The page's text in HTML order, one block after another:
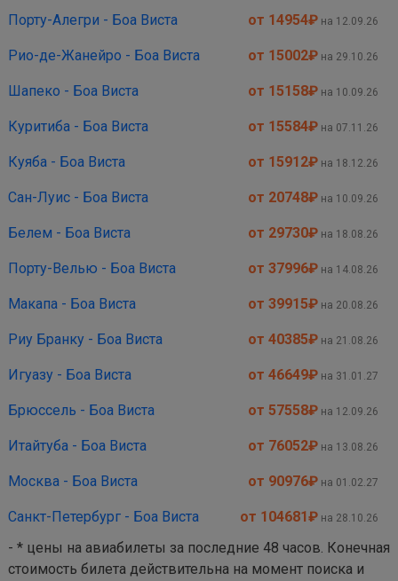
Порту-Алегри - Боа Виста от 14954₽ на 12.09.26
Рио-де-Жанейро - Боа Виста от 15002₽ на 29.10.26
Шапеко - Боа Виста от 15158₽ на 10.09.26
Куритиба - Боа Виста от 15584₽ на 07.11.26
Куяба - Боа Виста от 15912₽ на 18.12.26
Сан-Луис - Боа Виста от 20748₽ на 10.09.26
Белем - Боа Виста от 29730₽ на 18.08.26
Порту-Велью - Боа Виста от 37996₽ на 14.08.26
Макапа - Боа Виста от 39915₽ на 20.08.26
Риу Бранку - Боа Виста от 40385₽ на 21.08.26
Игуазу - Боа Виста от 46649₽ на 31.01.27
Брюссель - Боа Виста от 57558₽ на 12.09.26
Итайтуба - Боа Виста от 76052₽ на 13.08.26
Москва - Боа Виста от 90976₽ на 01.02.27
Санкт-Петербург - Боа Виста от 104681₽ на 28.10.26
- * цены на авиабилеты за последние 48 часов. Конечная
стоимость билета действительна на момент поиска и